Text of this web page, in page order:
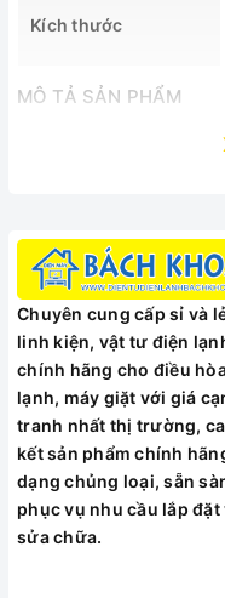
Kích thước
MÔ TẢ SẢN PHẨM
Máy Đánh Trứng
Động cơ công suất lớn
dây đồng nguyên
An toàn cho sức khỏe
gỉ.
Thiết kế sang trọng,
khi sử dụng.
Chuyên cung cấp sỉ và
linh kiện, vật tư điện
chính hãng cho điều
lạnh, máy giặt với giá
tranh nhất thị trường,
kết sản phẩm chính
dạng chủng loại, sẵn
phục vụ nhu cầu lắp đặt
sửa chữa.